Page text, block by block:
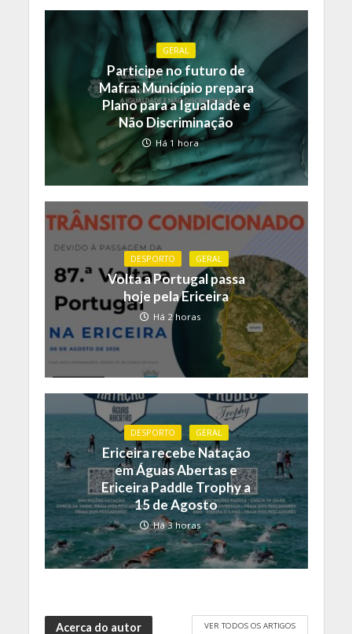
GERAL
Participe no futuro de
Mafra: Município prepara
Plano para a Igualdade e
Não Discriminação
Há 1 hora
DESPORTO GERAL
Volta a Portugal passa
hoje pela Ericeira
Há 2 horas
DESPORTO GERAL
Ericeira recebe Natação
em Águas Abertas e
Ericeira Paddle Trophy a
15 de Agosto
Há 3 horas
Acerca do autor VER TODOS OS ARTIGOS